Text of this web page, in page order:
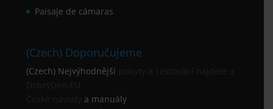
Paisaje de cámaras
(Czech) Doporučujeme
(Czech) Nejvýhodnější
a manuály